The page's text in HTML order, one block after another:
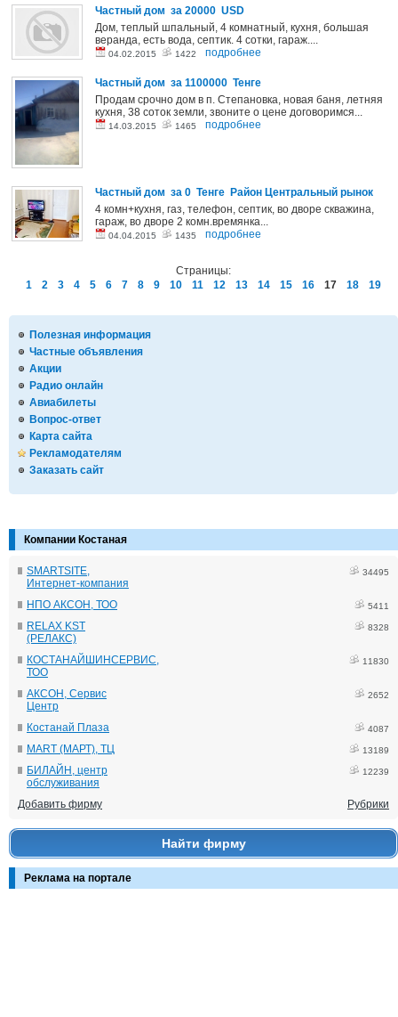
Полезная информация
Частные объявления
Акции
Радио онлайн
Авиабилеты
Вопрос-ответ
Карта сайта
Рекламодателям
Заказать сайт
Компании Костаная
SMARTSITE,
Интернет-компания
34495
НПО АКСОН, ТОО 5411
RELAX KST
(РЕЛАКС)
8328
КОСТАНАЙШИНСЕРВИС,
ТОО
11830
АКСОН, Сервис
Центр
2652
Костанай Плаза 4087
MART (МАРТ), ТЦ 13189
БИЛАЙН, центр
обслуживания
12239
Добавить фирму Рубрики
Найти фирму
Реклама на портале
Частный дом за 20000 USD
Дом, теплый шпальный, 4 комнатный, кухня, большая
веранда, есть вода, септик. 4 сотки, гараж....
04.02.2015 1422 подробнее
Частный дом за 1100000 Тенге
Продам срочно дом в п. Степановка, новая баня, летняя
кухня, 38 соток земли, звоните о цене договоримся...
14.03.2015 1465 подробнее
Частный дом за 0 Тенге Район Центральный рынок
4 комн+кухня, газ, телефон, септик, во дворе скважина,
гараж, во дворе 2 комн.времянка...
04.04.2015 1435 подробнее
Страницы:
1
2 3 4 5 6 7 8 9 10 11 12 13 14 15 16 17 18 19